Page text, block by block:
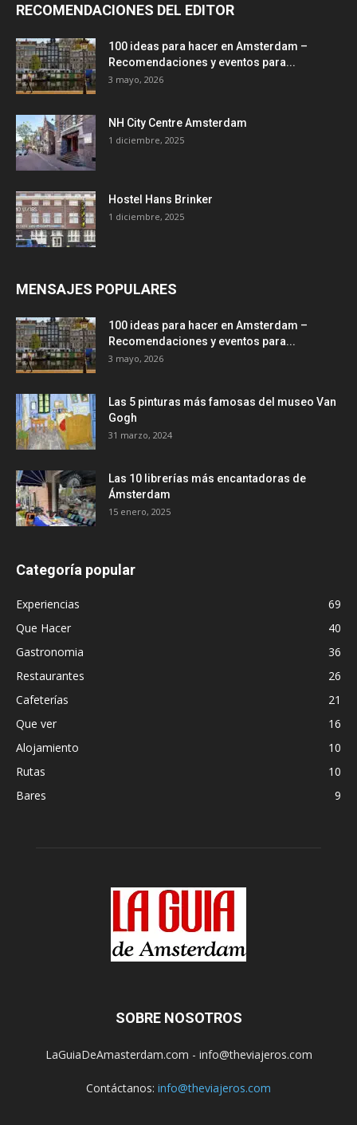
RECOMENDACIONES DEL EDITOR
100 ideas para hacer en Amsterdam –
Recomendaciones y eventos para...
3 mayo, 2026
NH City Centre Amsterdam
1 diciembre, 2025
Hostel Hans Brinker
1 diciembre, 2025
MENSAJES POPULARES
100 ideas para hacer en Amsterdam –
Recomendaciones y eventos para...
3 mayo, 2026
Las 5 pinturas más famosas del museo Van
Gogh
31 marzo, 2024
Las 10 librerías más encantadoras de
Ámsterdam
15 enero, 2025
Categoría popular
Experiencias
69
Que Hacer
40
Gastronomia
36
Restaurantes
26
Cafeterías
21
Que ver
16
Alojamiento
10
Rutas
10
Bares
9
SOBRE NOSOTROS
LaGuiaDeAmasterdam.com - info@theviajeros.com
Contáctanos: info@theviajeros.com